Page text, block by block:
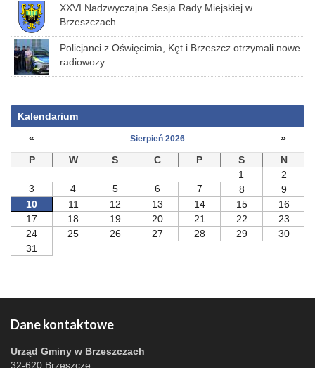
XXVI Nadzwyczajna Sesja Rady Miejskiej w
Brzeszczach
Policjanci z Oświęcimia, Kęt i Brzeszcz otrzymali nowe
radiowozy
Kalendarium
«
Sierpień 2026
»
P
W S C P S
N
1
2
3
4 5 6 7 8
9
10
11 12 13 14 15
16
17
18 19 20 21 22
23
24
25 26 27 28 29
30
31
Dane kontaktowe
Urząd Gminy w Brzeszczach
32-620 Brzeszcze